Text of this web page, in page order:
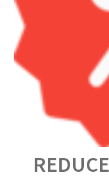
Finalizare Comandă
Newsletter
Urmărește-ți comanda